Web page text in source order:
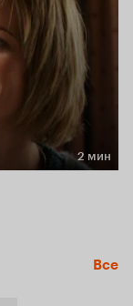
2 мин
Все